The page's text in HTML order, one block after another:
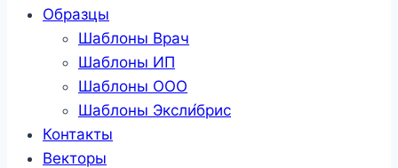
Образцы
Шаблоны Врач
Шаблоны ИП
Шаблоны ООО
Шаблоны Эксли́брис
Контакты
Векторы